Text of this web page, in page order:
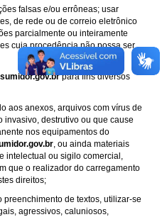
falsas e/ou errôneas; usar
de rede ou de correio eletrônico
parcialmente ou inteiramente
cuja procedência não possa ser
para fins diversos
aos anexos, arquivos com vírus de
invasivo, destrutivo ou que cause
nos equipamentos do
, ou ainda materiais
intelectual ou sigilo comercial,
que o realizador do carregamento
direitos;
de textos, utilizar-se
agressivos, caluniosos,